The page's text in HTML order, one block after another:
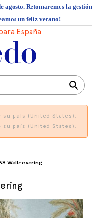
agosto. Retomaremos la gestión
un feliz verano!
España
search
país (United States).
país (United States).
Wallcovering